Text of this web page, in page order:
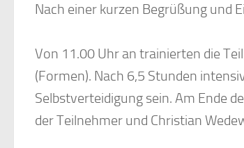
Nach einer kurzen Begrüßung und
Von 11.00 Uhr an trainierten die
(Formen). Nach 6,5 Stunden
Selbstverteidigung sein. Am Ende
der Teilnehmer und Christian